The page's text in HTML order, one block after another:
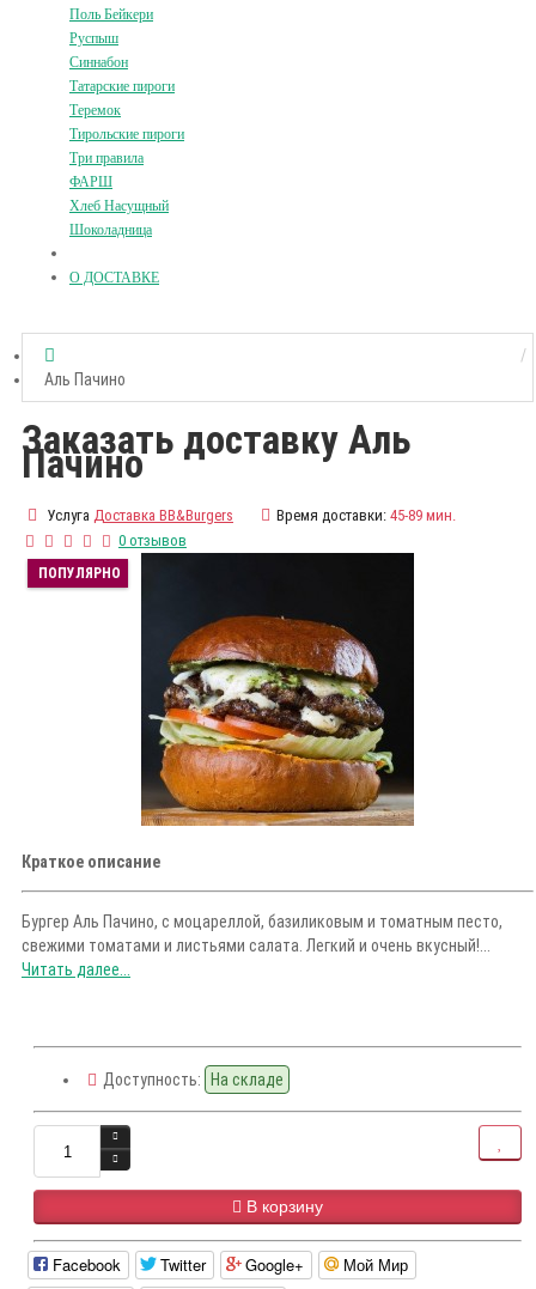
Поль Бейкери
Руспыш
Синнабон
Татарские пироги
Теремок
Тирольские пироги
Три правила
ФАРШ
Хлеб Насущный
Шоколадница
О ДОСТАВКЕ
Аль Пачино
Заказать доставку Аль
Пачино
Услуга Доставка BB&Burgers Время доставки: 45-89 мин.
0 отзывов
ПОПУЛЯРНО
Краткое описание
Бургер Аль Пачино, с моцареллой, базиликовым и томатным песто,
свежими томатами и листьями салата. Легкий и очень вкусный!...
Читать далее...
Доступность: На складе
В корзину
Facebook Twitter Google+ Мой Мир